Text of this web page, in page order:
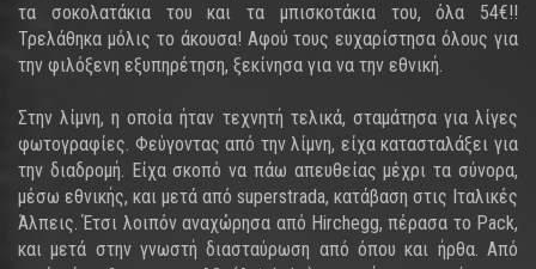
τα σοκολατάκια του και τα μπισκοτάκια του, όλα 54€!!
Τρελάθηκα μόλις το άκουσα! Αφού τους ευχαρίστησα όλους για
την φιλόξενη εξυπηρέτηση, ξεκίνησα για να την εθνική.
Στην λίμνη, η οποία ήταν τεχνητή τελικά, σταμάτησα για λίγες
φωτογραφίες. Φεύγοντας από την λίμνη, είχα κατασταλάξει για
την διαδρομή. Είχα σκοπό να πάω απευθείας μέχρι τα σύνορα,
μέσω εθνικής, και μετά από superstrada, κατάβαση στις Ιταλικές
Άλπεις. Έτσι λοιπόν αναχώρησα από Hirchegg, πέρασα το Pack,
και μετά στην γνωστή διασταύρωση από όπου και ήρθα. Από